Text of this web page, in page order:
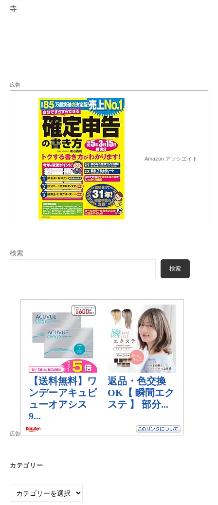
ー
寺
広告
Amazon アソシエイト
検索
検索
広告
カテゴリー
カ